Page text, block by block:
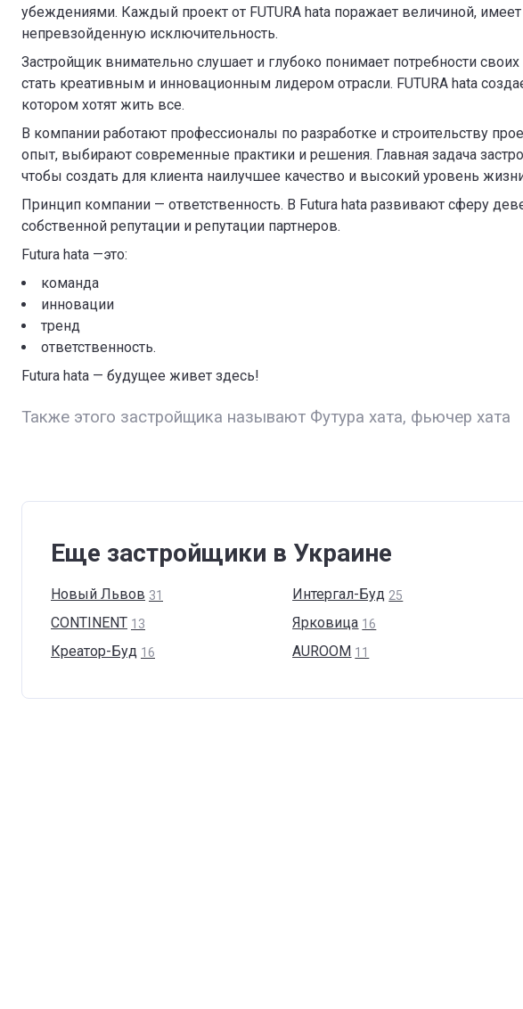
убеждениями. Каждый проект от FUTURA hata поражает величиной,
непревзойденную исключительность.
Застройщик внимательно слушает и глубоко понимает потребности
стать креативным и инновационным лидером отрасли. FUTURA hata
котором хотят жить все.
В компании работают профессионалы по разработке и строительству
опыт, выбирают современные практики и решения. Главная задача
чтобы создать для клиента наилучшее качество и высокий уровень
Принцип компании — ответственность. В Futura hata развивают сферу
собственной репутации и репутации партнеров.
Futura hata —это:
команда
инновации
тренд
ответственность.
Futura hata — будущее живет здесь!
Также этого застройщика называют Футура хата, фьючер хата
Еще застройщики в Украине
Новый Львов 31 Интергал-Буд 25
CONTINENT 13 Ярковица 16
Креатор-Буд 16 AUROOM 11